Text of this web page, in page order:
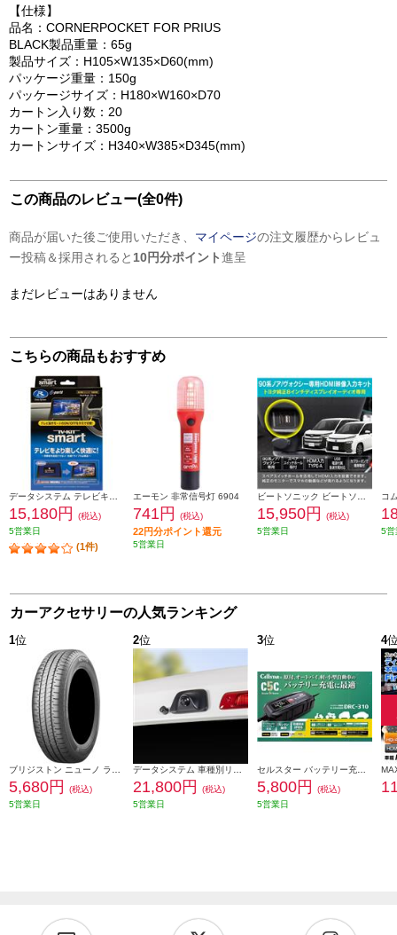
【仕様】
品名：CORNERPOCKET FOR PRIUS
BLACK製品重量：65g
製品サイズ：H105×W135×D60(mm)
パッケージ重量：150g
パッケージサイズ：H180×W160×D70
カートン入り数：20
カートン重量：3500g
カートンサイズ：H340×W385×D345(mm)
この商品のレビュー(全0件)
商品が届いた後ご使用いただき、 マイページの注文履歴からレビュ
ー投稿＆採用されると 10円分ポイント進呈
まだレビューはありません
こちらの商品もおすすめ
15,180円
(税込)
5営業日
(1件)
エーモン 非常信号灯 6904
741円 (税込)
22円分ポイント還元
5営業日
15,950円
(税込)
5営業日
5営
カーアクセサリーの人気ランキング
1位
5,680円
(税込)
5営業日
2位
21,800円
(税込)
5営業日
3位
5,800円
(税込)
5営業日
4